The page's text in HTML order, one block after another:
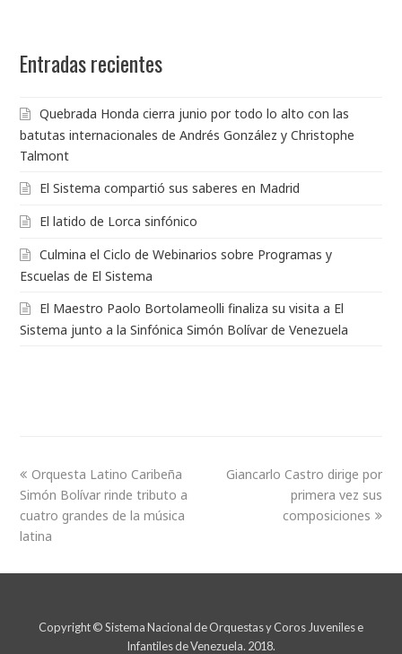
Entradas recientes
Quebrada Honda cierra junio por todo lo alto con las
batutas internacionales de Andrés González y Christophe
Talmont
El Sistema compartió sus saberes en Madrid
El latido de Lorca sinfónico
Culmina el Ciclo de Webinarios sobre Programas y
Escuelas de El Sistema
El Maestro Paolo Bortolameolli finaliza su visita a El
Sistema junto a la Sinfónica Simón Bolívar de Venezuela
Orquesta Latino Caribeña
Simón Bolívar rinde tributo a
cuatro grandes de la música
latina
Giancarlo Castro dirige por
primera vez sus
composiciones
Copyright © Sistema Nacional de Orquestas y Coros Juveniles e
Infantiles de Venezuela. 2018.